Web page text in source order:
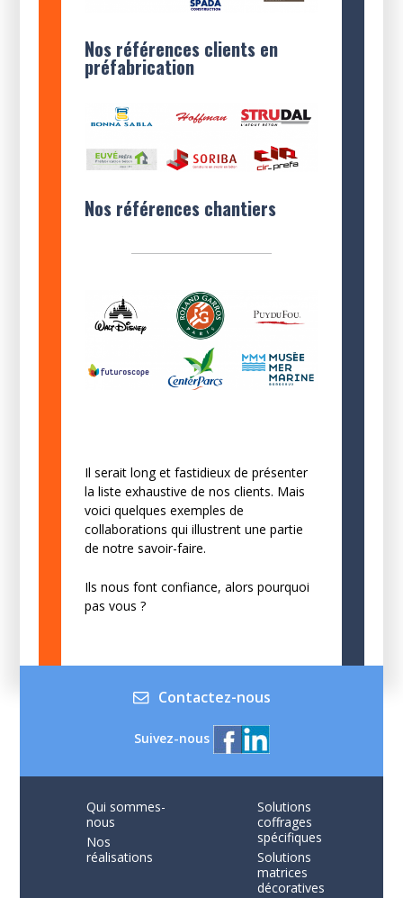
Nos références clients en
préfabrication
Nos références chantiers
Il serait long et fastidieux de présenter
la liste exhaustive de nos clients. Mais
voici quelques exemples de
collaborations qui illustrent une partie
de notre savoir-faire.
Ils nous font confiance, alors pourquoi
pas vous ?
Contactez-nous
Suivez-nous
Qui sommes-
nous
Nos
réalisations
Solutions
coffrages
spécifiques
Solutions
matrices
décoratives